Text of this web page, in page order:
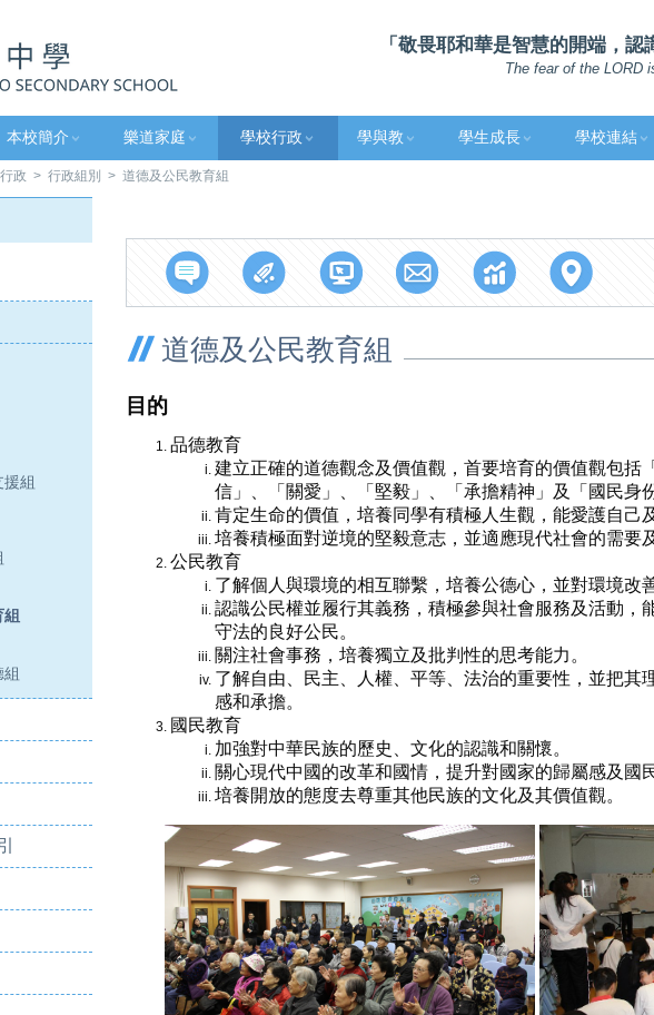
「敬畏耶和華是智慧的開端，
The fear of the LORD
本校簡介 樂道家庭 學校行政 學與教 學生成長 學校連結
政 > 行政組別 > 道德及公民教育組
組
道德及公民教育組
目的
品德教育
建立正確的道德觀念及價值觀，首要培育的價值觀包括
信」、「關愛」、「堅毅」、「承擔精神」及「國民身
肯定生命的價值，培養同學有積極人生觀，能愛護自己
培養積極面對逆境的堅毅意志，並適應現代社會的需要
公民教育
了解個人與環境的相互聯繫，培養公德心，並對環境改
認識公民權並履行其義務，積極參與社會服務及活動，
守法的良好公民。
關注社會事務，培養獨立及批判性的思考能力。
了解自由、民主、人權、平等、法治的重要性，並把其
感和承擔。
國民教育
加強對中華民族的歷史、文化的認識和關懷。
關心現代中國的改革和國情，提升對國家的歸屬感及國
培養開放的態度去尊重其他民族的文化及其價值觀。